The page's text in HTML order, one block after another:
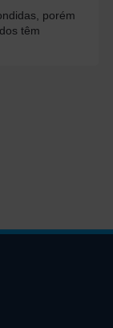
porém
têm